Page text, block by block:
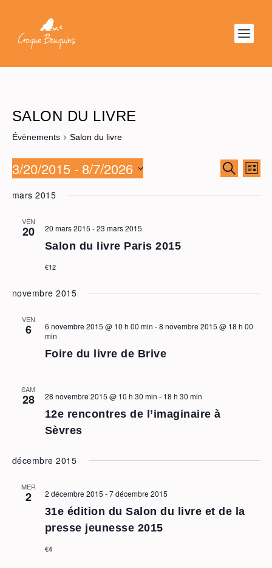
SALON DU LIVRE
Évènements Salon du livre
ET
DE
LISTE
3/20/2015 - 8/7/2026
date.
mars 2015
VEN
20 20 mars 2015 -23 mars 2015
Salon du livre Paris 2015
€12
novembre 2015
VEN
6 6 novembre 2015 @ 10 h 00 min -8 novembre 2015 @ 18 h 00
min
Foire du livre de Brive
SAM
28 28 novembre 2015 @ 10 h 30 min - 18 h 30 min
12e rencontres de l’imaginaire à
Sèvres
décembre 2015
MER
2 2 décembre 2015 -7 décembre 2015
31e édition du Salon du livre et de la
presse jeunesse 2015
€4